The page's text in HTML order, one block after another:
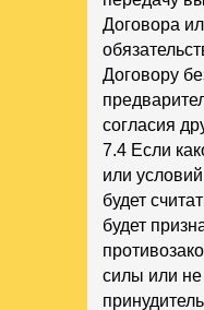
Договора
Договору
согласия
7.4 Если
или
будет
будет
силы или